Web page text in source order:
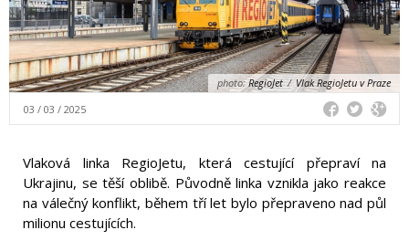
photo:RegioJet / Vlak RegioJetu v Praze
03 / 03 / 2025
Vlaková linka RegioJetu, která cestující přepraví na
Ukrajinu, se těší oblibě. Původně linka vznikla jako reakce
na válečný konflikt, během tří let bylo přepraveno nad půl
milionu cestujících.